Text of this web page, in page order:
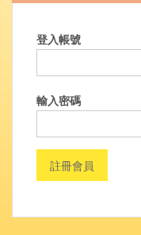
登入帳號
輸入密碼
註冊會員